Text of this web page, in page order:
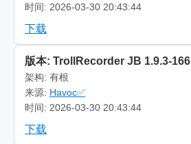
时间: 2026-03-30 20:43:44
下载
版本: TrollRecorder JB 1.9.3-166
架构: 有根
来源: Havoc✅
时间: 2026-03-30 20:43:44
下载